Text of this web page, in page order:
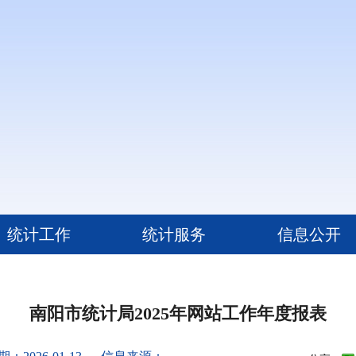
统计工作 统计服务 信息公开
南阳市统计局2025年网站工作年度报表